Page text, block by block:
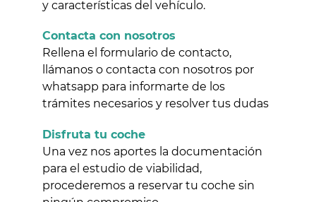
y características del vehículo.
Contacta con nosotros
Rellena el formulario de contacto,
llámanos o contacta con nosotros por
whatsapp para informarte de los
trámites necesarios y resolver tus dudas
Disfruta tu coche
Una vez nos aportes la documentación
para el estudio de viabilidad,
procederemos a reservar tu coche sin